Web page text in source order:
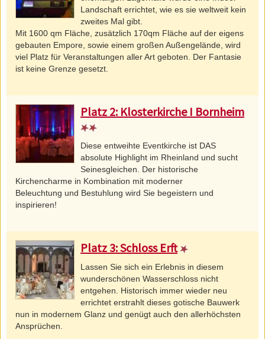
Landschaft errichtet, wie es sie weltweit kein
zweites Mal gibt.
Mit 1600 qm Fläche, zusätzlich 170qm Fläche auf der eigens
gebauten Empore, sowie einem großen Außengelände, wird
viel Platz für Veranstaltungen aller Art geboten. Der Fantasie
ist keine Grenze gesetzt.
Platz 2: Klosterkirche I Bornheim
Diese entweihte Eventkirche ist DAS
absolute Highlight im Rheinland und sucht
Seinesgleichen. Der historische
Kirchencharme in Kombination mit moderner
Beleuchtung und Bestuhlung wird Sie begeistern und
inspirieren!
Platz 3:Schloss Erft
Lassen Sie sich ein Erlebnis in diesem
wunderschönen Wasserschloss nicht
entgehen. Historisch immer wieder neu
errichtet erstrahlt dieses gotische Bauwerk
nun in modernem Glanz und genügt auch den allerhöchsten
Ansprüchen.